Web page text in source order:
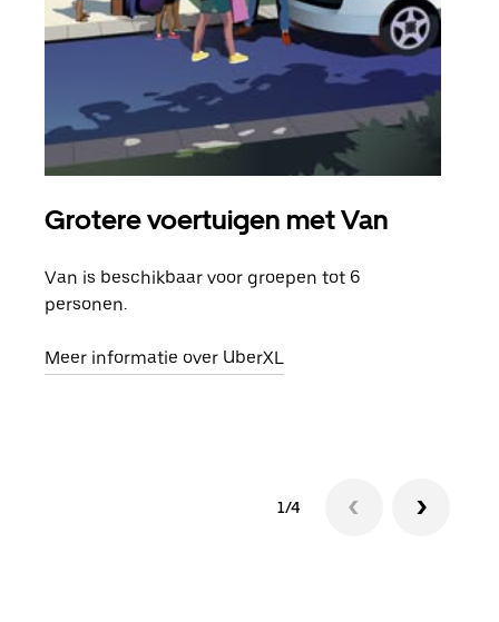
Grotere voertuigen met Van
Van is beschikbaar voor groepen tot 6
personen.
Meer informatie over UberXL
1/4